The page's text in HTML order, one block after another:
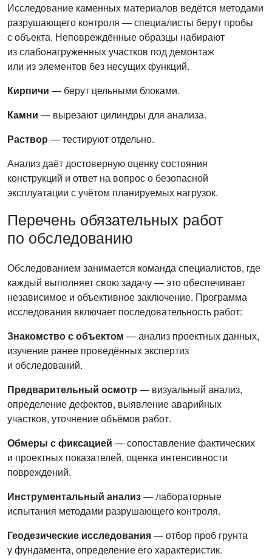
Исследование каменных материалов ведётся методами
разрушающего контроля — специалисты берут пробы
с объекта. Неповреждённые образцы набирают
из слабонагруженных участков под демонтаж
или из элементов без несущих функций.
Кирпичи — берут цельными блоками.
Камни — вырезают цилиндры для анализа.
Раствор — тестируют отдельно.
Анализ даёт достоверную оценку состояния
конструкций и ответ на вопрос о безопасной
эксплуатации с учётом планируемых нагрузок.
Перечень обязательных работ
по обследованию
Обследованием занимается команда специалистов, где
каждый выполняет свою задачу — это обеспечивает
независимое и объективное заключение. Программа
исследования включает последовательность работ:
Знакомство с объектом — анализ проектных данных,
изучение ранее проведённых экспертиз
и обследований.
Предварительный осмотр — визуальный анализ,
определение дефектов, выявление аварийных
участков, уточнение объёмов работ.
Обмеры с фиксацией — сопоставление фактических
и проектных показателей, оценка интенсивности
повреждений.
Инструментальный анализ— лабораторные
испытания методами разрушающего контроля.
Геодезические исследования— отбор проб грунта
у фундамента, определение его характеристик.